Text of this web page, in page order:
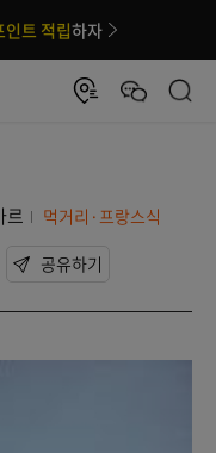
트 적립하자
르
먹거리·프랑스식
공유하기